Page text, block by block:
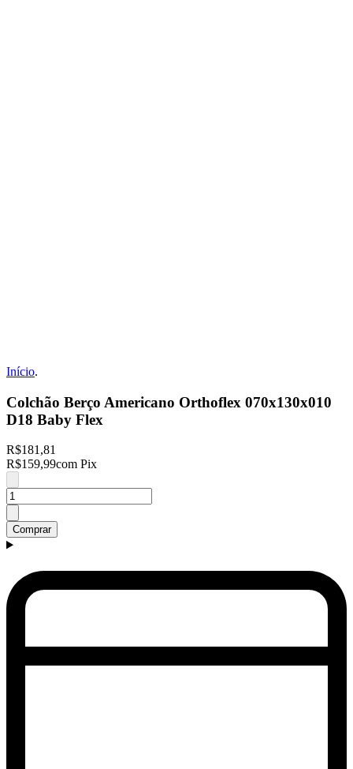
Início.
Colchão Berço Americano Orthoflex 070x130x010
D18 Baby Flex
R$181,81
R$159,99com Pix
Comprar